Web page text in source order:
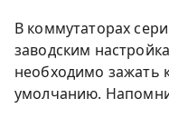
В коммутаторах
заводским
необходимо зажать
умолчанию.